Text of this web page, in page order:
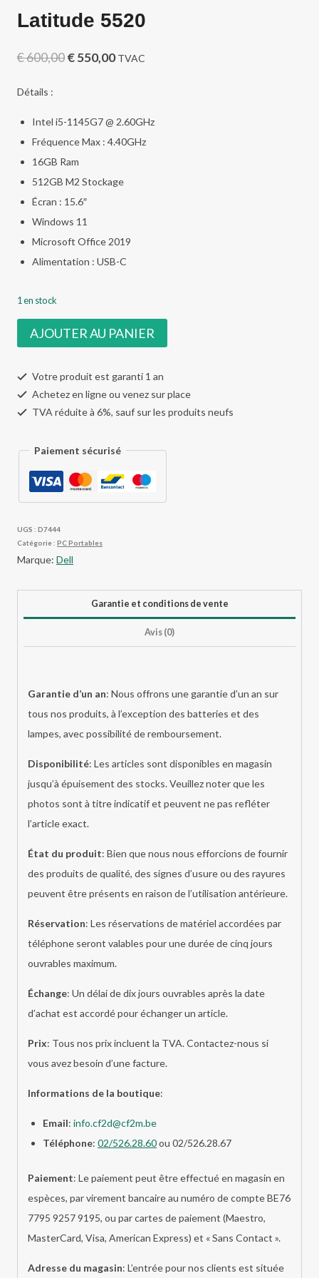
Latitude 5520
€600,00Le
€550,00Le
TVAC
Détails :
Intel i5-1145G7 @ 2.60GHz
Fréquence Max : 4.40GHz
16GB Ram
512GB M2 Stockage
Écran : 15.6″
Windows 11
Microsoft Office 2019
Alimentation : USB-C
1 en stock
quantité
de
AJOUTER AU PANIER
Votre produit est garanti 1 an
Achetez en ligne ou venez sur place
TVA réduite à 6%, sauf sur les produits neufs
Paiement sécurisé
UGS : D7444
Catégorie : PC Portables
Marque: Dell
Garantie et conditions de vente
Avis (0)
Garantie d’un an: Nous offrons une garantie d’un an sur
tous nos produits, à l’exception des batteries et des
lampes, avec possibilité de remboursement.
Disponibilité: Les articles sont disponibles en magasin
jusqu’à épuisement des stocks. Veuillez noter que les
photos sont à titre indicatif et peuvent ne pas refléter
l’article exact.
État du produit: Bien que nous nous efforcions de fournir
des produits de qualité, des signes d’usure ou des rayures
peuvent être présents en raison de l’utilisation antérieure.
Réservation: Les réservations de matériel accordées par
téléphone seront valables pour une durée de cinq jours
ouvrables maximum.
Échange: Un délai de dix jours ouvrables après la date
d’achat est accordé pour échanger un article.
Prix: Tous nos prix incluent la TVA. Contactez-nous si
vous avez besoin d’une facture.
Informations de la boutique:
Email: info.cf2d@cf2m.be
Téléphone: 02/526.28.60ou 02/526.28.67
Paiement: Le paiement peut être effectué en magasin en
espèces, par virement bancaire au numéro de compte BE76
7795 9257 9195, ou par cartes de paiement (Maestro,
MasterCard, Visa, American Express) et « Sans Contact ».
Adresse du magasin: L’entrée pour nos clients est située